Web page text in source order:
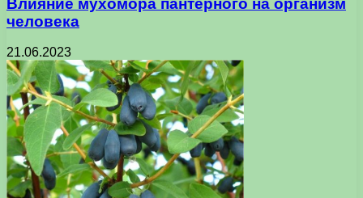
Влияние мухомора пантерного на организм
человека
21.06.2023